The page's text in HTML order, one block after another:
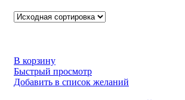
В корзину
Быстрый просмотр
Добавить в список желаний